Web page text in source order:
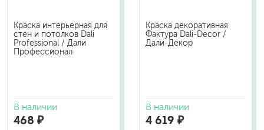
Краска интерьерная для
стен и потолков Dali
Professional / Дали
Профессионал
В наличии
468 ₽
Краска декоративная
Фактура Dali-Decor /
Дали-Декор
В наличии
4 619 ₽